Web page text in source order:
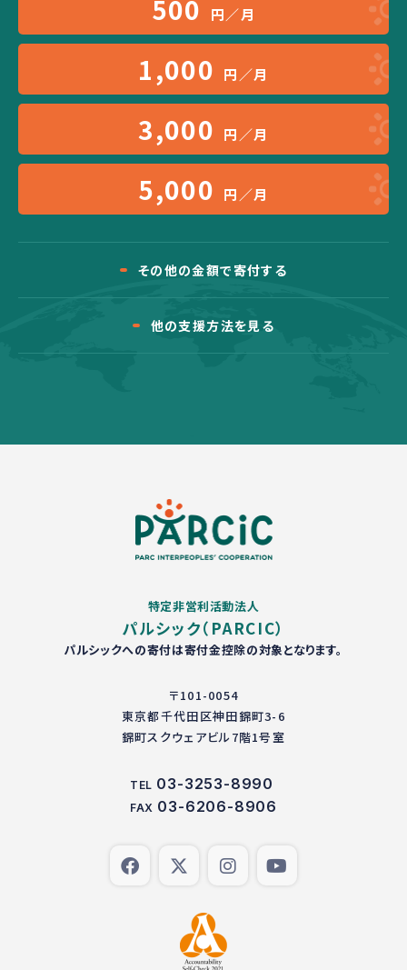
500 円／月
1,000 円／月
3,000 円／月
5,000 円／月
その他の金額で寄付する
他の支援方法を見る
特定非営利活動法人
パルシック（PARCIC）
パルシックへの寄付は寄付金控除の対象となります。
〒101-0054
東京都千代田区神田錦町3-6
錦町スクウェアビル7階1号室
TEL 03-3253-8990
FAX 03-6206-8906